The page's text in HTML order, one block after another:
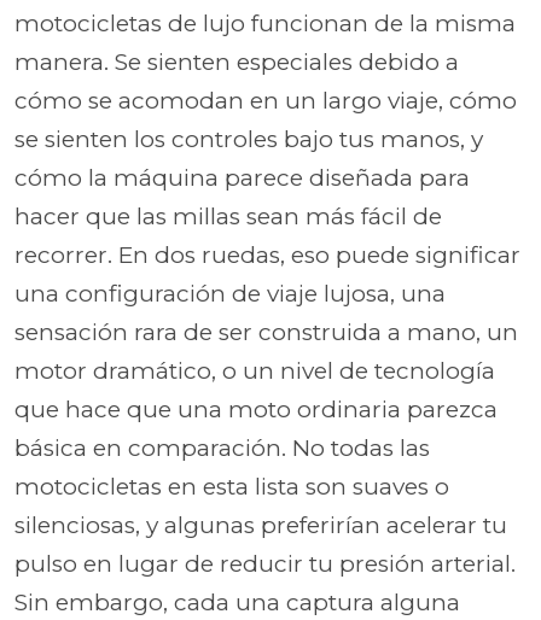
motocicletas de lujo funcionan de la misma
manera. Se sienten especiales debido a
cómo se acomodan en un largo viaje, cómo
se sienten los controles bajo tus manos, y
cómo la máquina parece diseñada para
hacer que las millas sean más fácil de
recorrer. En dos ruedas, eso puede significar
una configuración de viaje lujosa, una
sensación rara de ser construida a mano, un
motor dramático, o un nivel de tecnología
que hace que una moto ordinaria parezca
básica en comparación. No todas las
motocicletas en esta lista son suaves o
silenciosas, y algunas preferirían acelerar tu
pulso en lugar de reducir tu presión arterial.
Sin embargo, cada una captura alguna